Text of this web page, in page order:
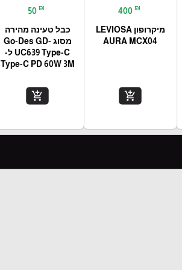
400 ₪
מיקרופון LEVIOSA
AURA MCX04
add_shopping_cart
50 ₪
כבל טעינה מהירה
מסוג Go-Des GD-
UC639 Type-C ל-
Type-C PD 60W 3M
add_shopping_cart